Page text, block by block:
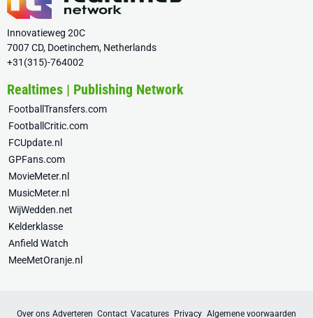
Innovatieweg 20C
7007 CD, Doetinchem, Netherlands
+31(315)-764002
Realtimes | Publishing Network
FootballTransfers.com
FootballCritic.com
FCUpdate.nl
GPFans.com
MovieMeter.nl
MusicMeter.nl
WijWedden.net
Kelderklasse
Anfield Watch
MeeMetOranje.nl
Over ons Adverteren Contact Vacatures Privacy Algemene voorwaarden